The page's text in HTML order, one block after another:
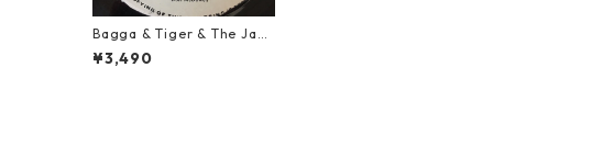
Bagga & Tiger & The Jays
- Daddy Marcus【7'】
¥3,490